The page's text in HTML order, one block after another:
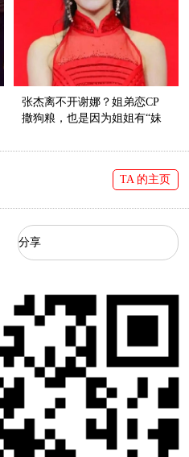
张杰离不开谢娜？姐弟恋CP
撒狗粮，也是因为姐姐有“妹
TA 的主页
分享